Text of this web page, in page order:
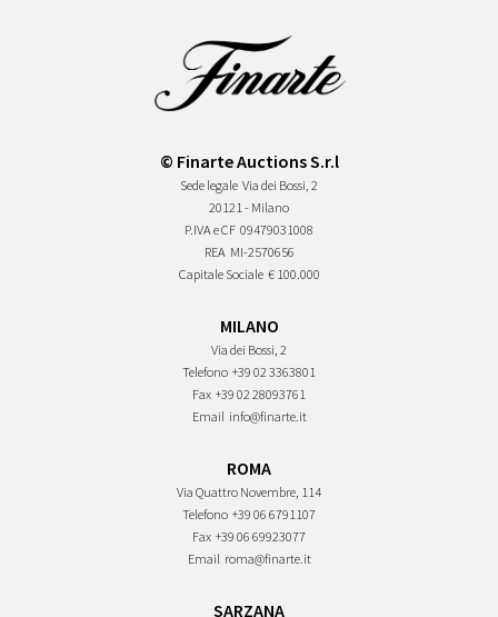
© Finarte Auctions S.r.l
Sede legale Via dei Bossi, 2
20121 - Milano
P.IVA e CF 09479031008
REA MI-2570656
Capitale Sociale € 100.000
MILANO
Via dei Bossi, 2
Telefono +39 02 3363801
Fax +39 02 28093761
Email info@finarte.it
ROMA
Via Quattro Novembre, 114
Telefono +39 06 6791107
Fax +39 06 69923077
Email roma@finarte.it
SARZANA